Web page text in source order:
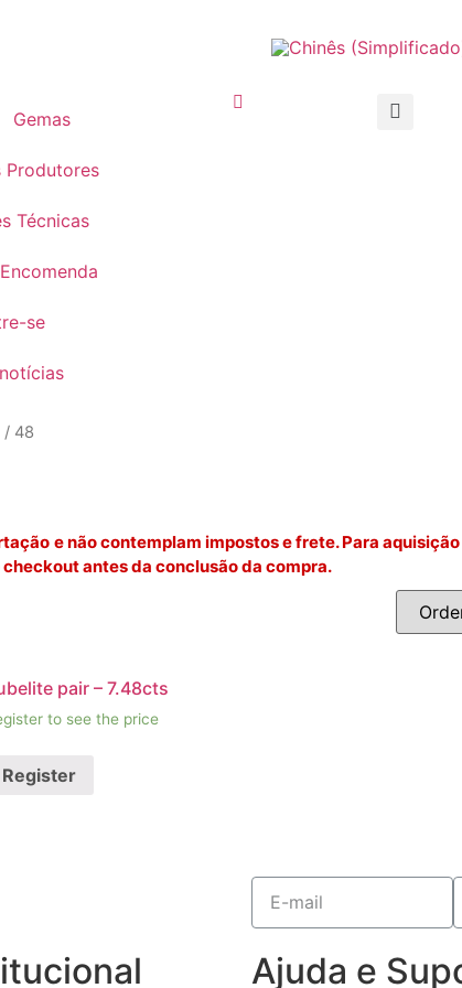
Gemas
Produtores
Técnicas
se
/ 48
e não contemplam impostos e frete. Para
antes da conclusão da compra.
pair – 7.48cts
to see the price
Register
Ajuda e